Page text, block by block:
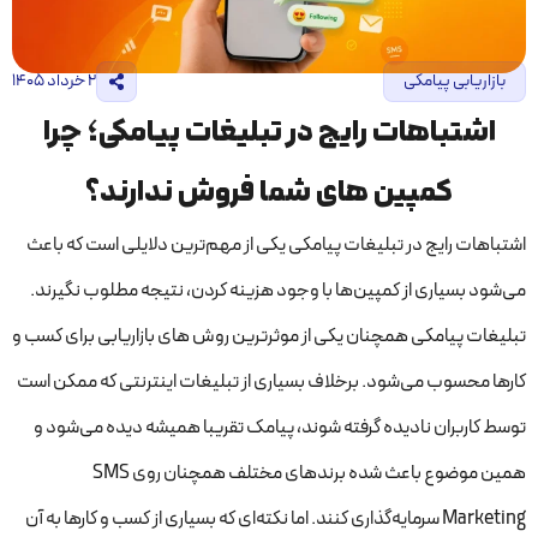
۲ خرداد ۱۴۰۵ بازاریابی پیامکی
اشتباهات رایج در تبلیغات پیامکی؛ چرا
کمپین های شما فروش ندارند؟
اشتباهات رایج در تبلیغات پیامکی یکی از مهم‌ترین دلایلی است که باعث
می‌شود بسیاری از کمپین‌ها با وجود هزینه کردن، نتیجه مطلوب نگیرند.
تبلیغات پیامکی همچنان یکی از موثرترین روش های بازاریابی برای کسب و
کارها محسوب می‌شود. برخلاف بسیاری از تبلیغات اینترنتی که ممکن است
توسط کاربران نادیده گرفته شوند، پیامک تقریبا همیشه دیده می‌شود و
همین موضوع باعث شده برندهای مختلف همچنان روی SMS
Marketing سرمایه‌گذاری کنند. اما نکته‌ای که بسیاری از کسب و کارها به آن